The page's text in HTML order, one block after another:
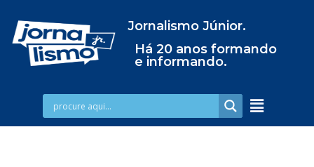
Jornalismo Júnior.
Há 20 anos formando
e informando.